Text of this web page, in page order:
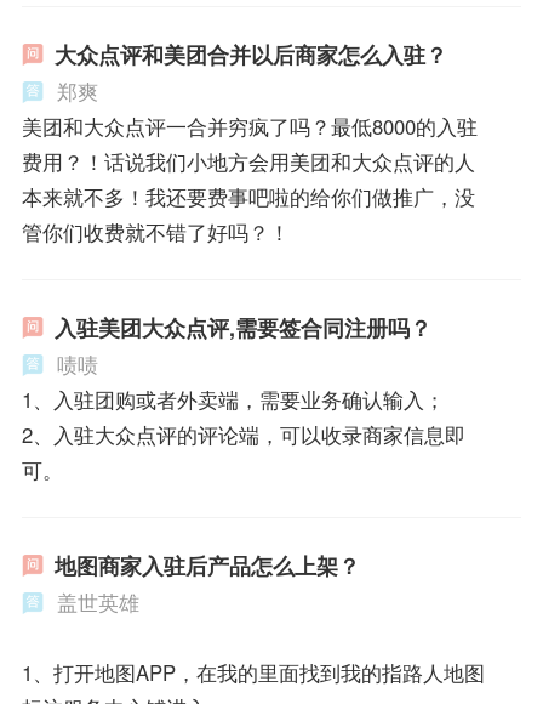
大众点评和美团合并以后商家怎么入驻？
郑爽
美团和大众点评一合并穷疯了吗？最低8000的入驻
费用？！话说我们小地方会用美团和大众点评的人
本来就不多！我还要费事吧啦的给你们做推广，没
管你们收费就不错了好吗？！
入驻美团大众点评,需要签合同注册吗？
啧啧
1、入驻团购或者外卖端，需要业务确认输入；
2、入驻大众点评的评论端，可以收录商家信息即
可。
地图商家入驻后产品怎么上架？
盖世英雄
1、打开地图APP，在我的里面找到我的指路人地图